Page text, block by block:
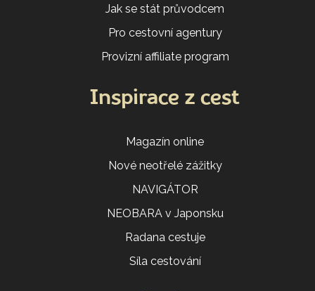
Jak se stát průvodcem
Pro cestovní agentury
Provizní affiliate program
Inspirace z cest
Magazín online
Nové neotřelé zážitky
NAVIGÁTOR
NEOBARA v Japonsku
Radana cestuje
Síla cestování